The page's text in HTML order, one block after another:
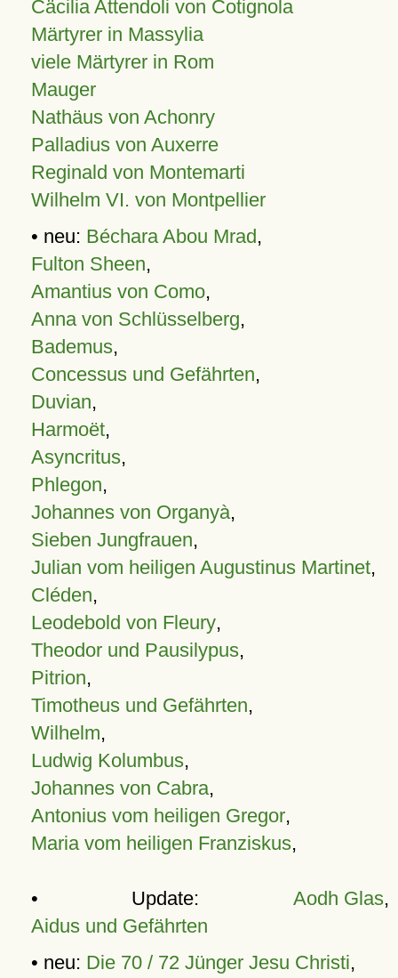
Cäcilia Attendoli von Cotignola
Märtyrer in Massylia
viele Märtyrer in Rom
Mauger
Nathäus von Achonry
Palladius von Auxerre
Reginald von Montemarti
Wilhelm VI. von Montpellier
• neu: Béchara Abou Mrad,
Fulton Sheen,
Amantius von Como,
Anna von Schlüsselberg,
Bademus,
Concessus und Gefährten,
Duvian,
Harmoët,
Asyncritus,
Phlegon,
Johannes von Organyà,
Sieben Jungfrauen,
Julian vom heiligen Augustinus Martinet,
Cléden,
Leodebold von Fleury,
Theodor und Pausilypus,
Pitrion,
Timotheus und Gefährten,
Wilhelm,
Ludwig Kolumbus,
Johannes von Cabra,
Antonius vom heiligen Gregor,
Maria vom heiligen Franziskus,
• Update: Aodh Glas,
Aidus und Gefährten
• neu: Die 70 / 72 Jünger Jesu Christi,